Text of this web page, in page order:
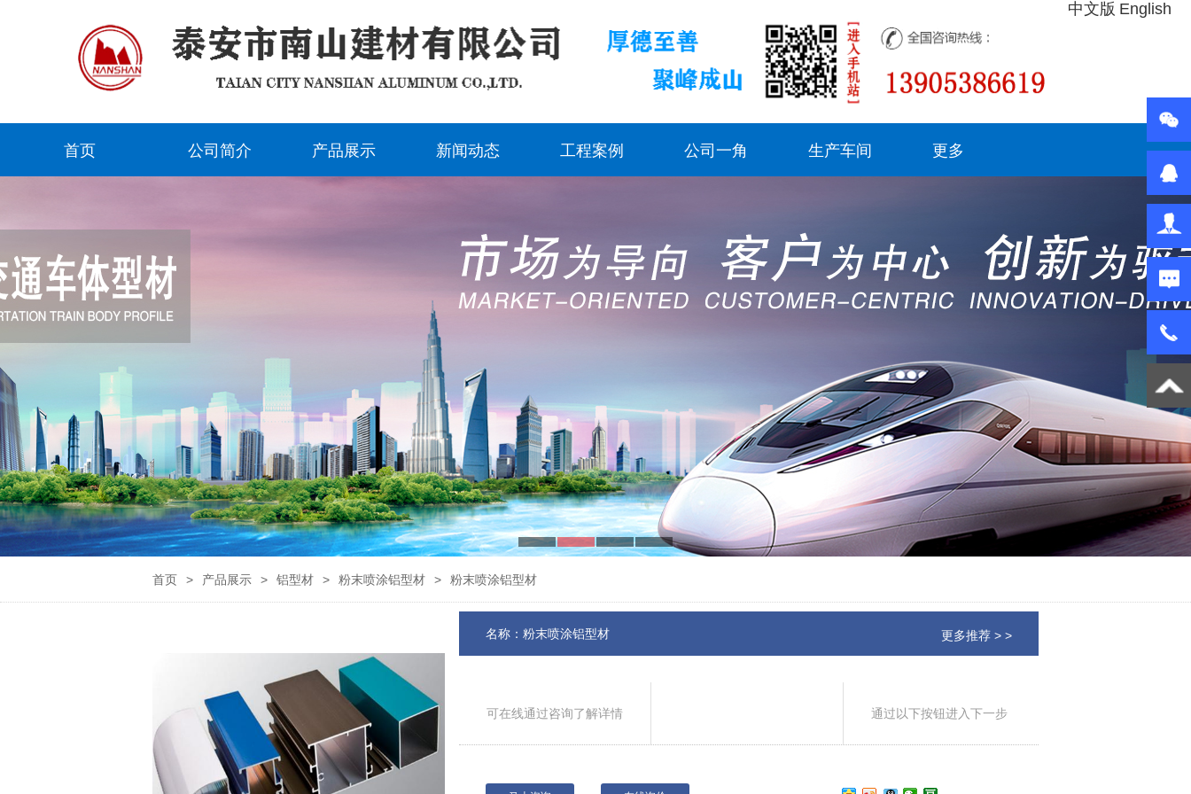
中文版 English
首页 公司简介 产品展示 新闻动态 工程案例 公司一角 生产车间 更多
首页 > 产品展示 > 铝型材 > 粉末喷涂铝型材 > 粉末喷涂铝型材
名称：粉末喷涂铝型材 更多推荐 > >
可在线通过咨询了解详情 通过以下按钮进入下一步